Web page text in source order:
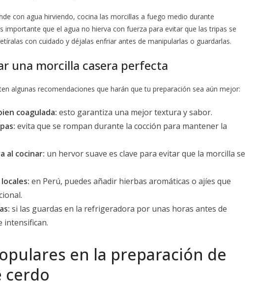
con agua hirviendo, cocina las morcillas a fuego medio durante
importante que el agua no hierva con fuerza para evitar que las tripas se
con cuidado y déjalas enfriar antes de manipularlas o guardarlas.
una morcilla casera perfecta
algunas recomendaciones que harán que tu preparación sea aún mejor:
coagulada: esto garantiza una mejor textura y sabor.
evita que se rompan durante la cocción para mantener la
al cocinar: un hervor suave es clave para evitar que la morcilla se
en Perú, puedes añadir hierbas aromáticas o ajíes que
si las guardas en la refrigeradora por unas horas antes de
intensifican.
en la preparación de
cerdo